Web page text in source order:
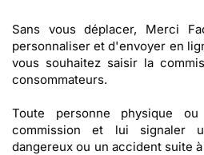
Sans vous déplacer, Merci
personnaliser et d'envoyer en
vous souhaitez saisir la
consommateurs.
Toute personne physique
commission et lui signaler
dangereux ou un accident suite